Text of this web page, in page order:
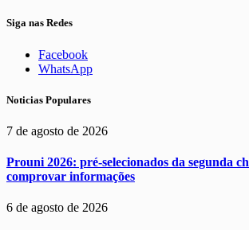
Siga nas Redes
Facebook
WhatsApp
Noticias Populares
7 de agosto de 2026
Prouni 2026: pré-selecionados da segunda
comprovar informações
6 de agosto de 2026